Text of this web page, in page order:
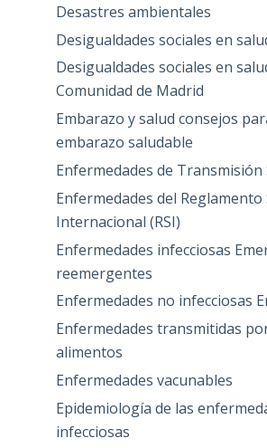
Desastres ambientales
Desigualdades sociales en
Desigualdades sociales en
Comunidad de Madrid
Embarazo y salud consejos
embarazo saludable
Enfermedades de Transmisión
Enfermedades del
Internacional (RSI)
Enfermedades infecciosas
reemergentes
Enfermedades no infecciosas
Enfermedades transmitidas
alimentos
Enfermedades vacunables
Epidemiología de las
infecciosas